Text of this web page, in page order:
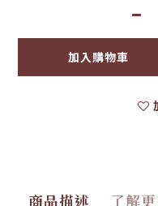
加入購物車
商品描述 了解